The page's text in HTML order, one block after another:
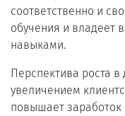
соответственно и
обучения и владеет
навыками.
Перспектива роста
увеличением
повышает заработок